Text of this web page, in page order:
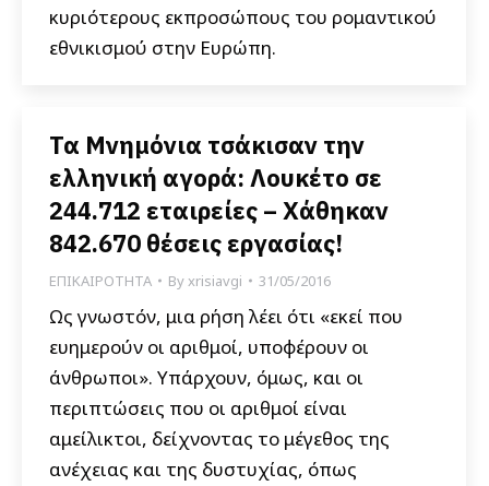
κυριότερους εκπροσώπους του ρομαντικού
εθνικισμού στην Ευρώπη.
Τα Μνημόνια τσάκισαν την
ελληνική αγορά: Λουκέτο σε
244.712 εταιρείες – Χάθηκαν
842.670 θέσεις εργασίας!
ΕΠΙΚΑΙΡΟΤΗΤΑ Byxrisiavgi 31/05/2016
Ως γνωστόν, μια ρήση λέει ότι «εκεί που
ευημερούν οι αριθμοί, υποφέρουν οι
άνθρωποι». Υπάρχουν, όμως, και οι
περιπτώσεις που οι αριθμοί είναι
αμείλικτοι, δείχνοντας το μέγεθος της
ανέχειας και της δυστυχίας, όπως